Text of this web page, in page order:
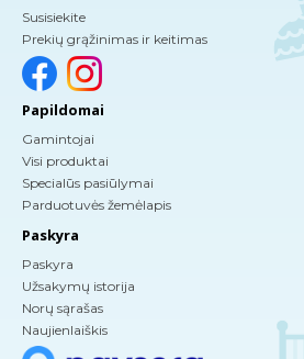
Susisiekite
Prekių grąžinimas ir keitimas
Papildomai
Gamintojai
Visi produktai
Specialūs pasiūlymai
Parduotuvės žemėlapis
Paskyra
Paskyra
Užsakymų istorija
Norų sąrašas
Naujienlaiškis